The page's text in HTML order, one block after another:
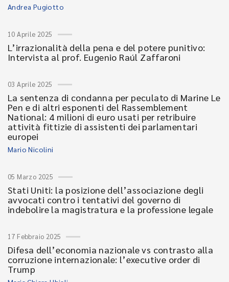
Andrea Pugiotto
10 Aprile 2025
L’irrazionalità della pena e del potere punitivo:
Intervista al prof. Eugenio Raúl Zaffaroni
03 Aprile 2025
La sentenza di condanna per peculato di Marine Le
Pen e di altri esponenti del Rassemblement
National: 4 milioni di euro usati per retribuire
attività fittizie di assistenti dei parlamentari
europei
Mario Nicolini
05 Marzo 2025
Stati Uniti: la posizione dell’associazione degli
avvocati contro i tentativi del governo di
indebolire la magistratura e la professione legale
17 Febbraio 2025
Difesa dell’economia nazionale vs contrasto alla
corruzione internazionale: l’executive order di
Trump